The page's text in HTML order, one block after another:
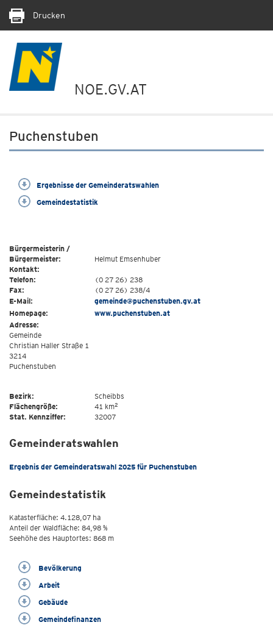
Drucken
NOE.GV.AT
Puchenstuben
Ergebnisse der Gemeinderatswahlen
Gemeindestatistik
Bürgermeisterin /
Bürgermeister:
Helmut Emsenhuber
Kontakt:
Telefon:
(0 27 26) 238
Fax:
(0 27 26) 238/4
E-Mail:
gemeinde@puchenstuben.gv.at
Homepage:
www.puchenstuben.at
Adresse:
Gemeinde
Christian Haller Straße 1
3214
Puchenstuben
Bezirk:
Scheibbs
Flächengröße:
41 km2
Stat. Kennziffer: 32007
Gemeinderatswahlen
Ergebnis der Gemeinderatswahl 2025 für Puchenstuben
Gemeindestatistik
Katasterfläche: 4.128,07 ha
Anteil der Waldfläche: 84,98 %
Seehöhe des Hauptortes: 868 m
Bevölkerung
Arbeit
Gebäude
Gemeindefinanzen